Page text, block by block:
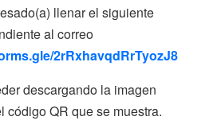
llenar el siguiente
al correo
2rRxhavqdRrTyozJ8
descargando la imagen
código QR que se muestra.